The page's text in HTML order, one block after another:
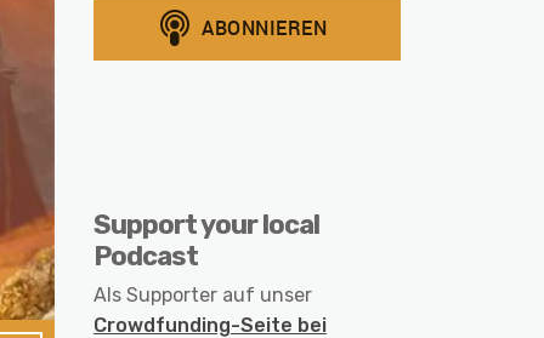
Support your local
Podcast
Als Supporter auf unser
Crowdfunding-Seite bei